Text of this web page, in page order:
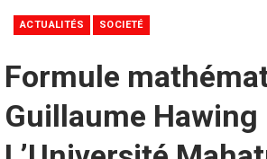
ACTUALITÉS SOCIETÉ
Formule
Guillaume Hawing